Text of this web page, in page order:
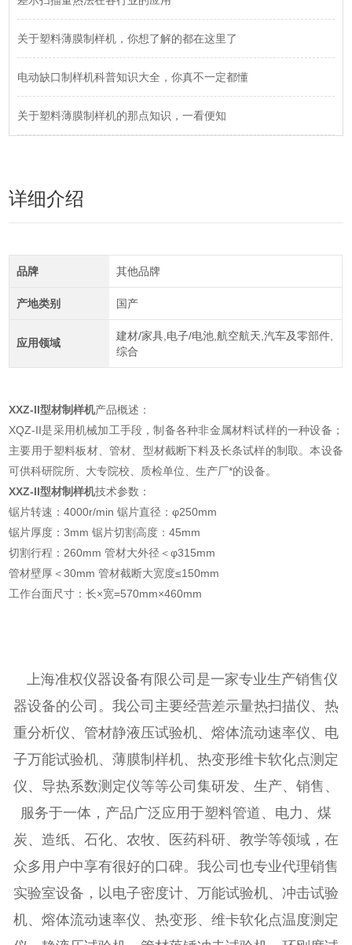
关于塑料薄膜制样机，你想了解的都在这里了
电动缺口制样机科普知识大全，你真不一定都懂
关于塑料薄膜制样机的那点知识，一看便知
详细介绍
品牌 其他品牌
产地类别 国产
应用领域
建材/家具,电子/电池,航空航天,汽车及零部件,
综合
XXZ-II型材制样机产品概述：
XQZ-II是采用机械加工手段，制备各种非金属材料试样的一种设备；
主要用于塑料板材、管材、型材截断下料及长条试样的制取。本设备
可供科研院所、大专院校、质检单位、生产厂*的设备。
XXZ-II型材制样机技术参数：
锯片转速：4000r/min 锯片直径：φ250mm
锯片厚度：3mm 锯片切割高度：45mm
切割行程：260mm 管材大外径＜φ315mm
管材壁厚＜30mm 管材截断大宽度≤150mm
工作台面尺寸：长×宽=570mm×460mm
上海准权仪器设备有限公司是一家专业生产销售仪
器设备的公司。我公司主要经营差示量热扫描仪、热
重分析仪、管材静液压试验机、熔体流动速率仪、电
子万能试验机、薄膜制样机、热变形维卡软化点测定
仪、导热系数测定仪等等公司集研发、生产、销售、
服务于一体，产品广泛应用于塑料管道、电力、煤
炭、造纸、石化、农牧、医药科研、教学等领域，在
众多用户中享有很好的口碑。我公司也专业代理销售
实验室设备，以电子密度计、万能试验机、冲击试验
机、熔体流动速率仪、热变形、维卡软化点温度测定